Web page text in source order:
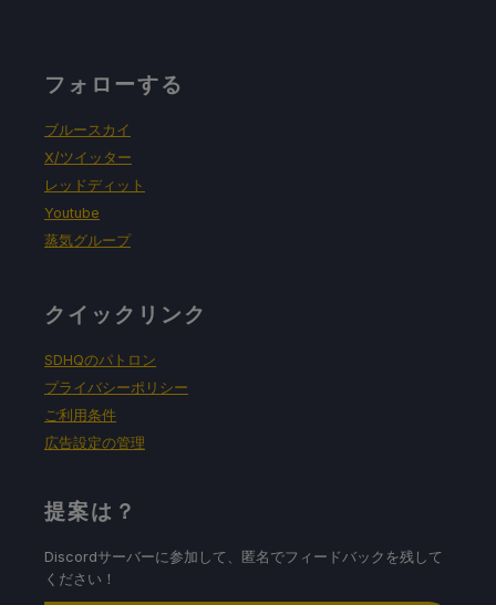
フォローする
ブルースカイ
X/ツイッター
レッドディット
Youtube
蒸気グループ
クイックリンク
SDHQのパトロン
プライバシーポリシー
ご利用条件
広告設定の管理
提案は？
Discordサーバーに参加して、匿名でフィードバックを残して
ください！